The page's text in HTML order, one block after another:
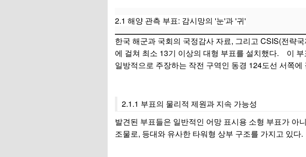
2.1 해양 관측 부표: 감시망의 '눈'과 '귀'
한국 해군과 국회의 국정감사 자료, 그리고 CSIS(전략
에 걸쳐 최소 13기 이상의 대형 부표를 설치했다.
이
일방적으로 주장하는 작전 구역인 동경 124도선 서쪽
2.1.1 부표의 물리적 제원과 지속 가능성
발견된 부표들은 일반적인 어망 표시용 소형 부표가 아
조물로, 등대와 유사한 타워형 상부 구조를 가지고 있다.